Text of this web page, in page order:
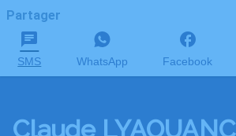
Partager
SMS WhatsApp Facebook
Claude LYAOUANC